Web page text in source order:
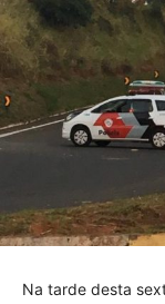
Na tarde desta